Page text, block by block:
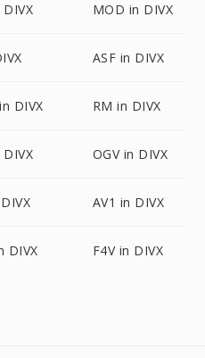
DIVX MOD in DIVX
ASF in DIVX
DIVX RM in DIVX
OGV in DIVX
AV1 in DIVX
DIVX F4V in DIVX